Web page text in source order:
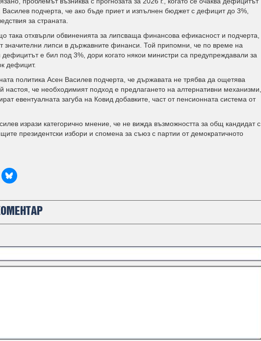
Василев подчерта, че ако бъде приет и изпълнен бюджет с дефицит до 3%,
за страната.
така отхвърли обвиненията за липсваща финансова ефикасност и подчерта,
значителни липси в държавните финанси. Той припомни, че по време на
дефицитът е бил под 3%, дори когато някои министри са предупреждавали за
дефицит.
политика Асен Василев подчерта, че държавата не трябва да ощетява
настоя, че необходимият подход е предлагането на алтернативни механизми,
евентуалната загуба на Ковид добавките, част от пенсионната система от
изрази категорично мнение, че не вижда възможността за общ кандидат с
президентски избори и спомена за съюз с партии от демократичното